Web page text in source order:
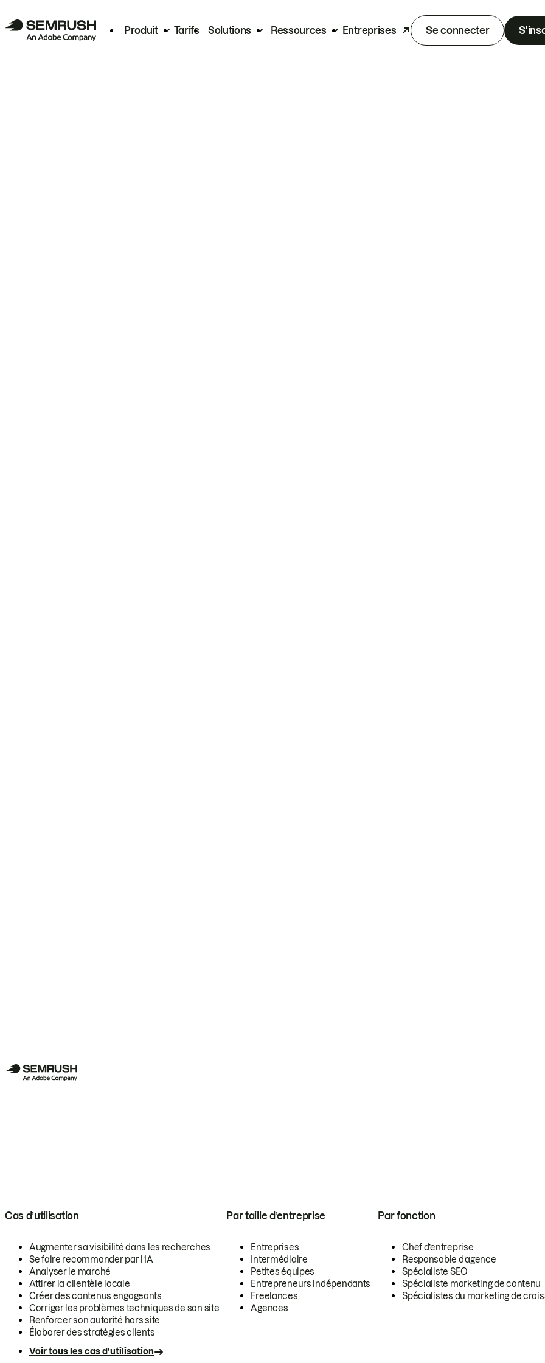
Produit Tarifs Solutions Ressources Entreprises Se connecter
Cas d’utilisation
Augmenter sa visibilité dans les recherches
Se faire recommander par l’IA
Analyser le marché
Attirer la clientèle locale
Créer des contenus engageants
Corriger les problèmes techniques de son site
Renforcer son autorité hors site
Élaborer des stratégies clients
Voir tous les cas d’utilisation
Par taille d’entreprise
Entreprises
Intermédiaire
Petites équipes
Entrepreneurs indépendants
Freelances
Agences
Par fonction
Chef d’entreprise
Responsable d’agence
Spécialiste SEO
Spécialiste marketing de contenu
Spécialistes du marketing de